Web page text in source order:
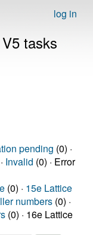
log in
tasks
pending (0) ·
Invalid (0) · Error
(0) · 15e Lattice
numbers (0) ·
(0) · 16e Lattice